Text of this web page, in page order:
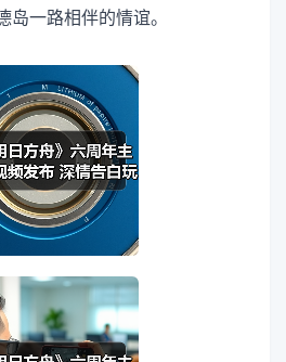
岛一路相伴的情谊。